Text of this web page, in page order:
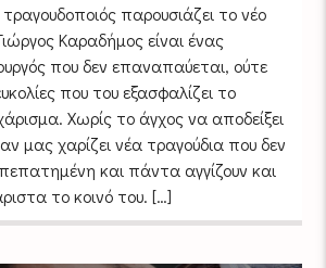
παρουσιάζει το νέο
Καραδήμος είναι ένας
που δεν επαναπαύεται, ούτε
που του εξασφαλίζει το
Χωρίς το άγχος να αποδείξει
μας χαρίζει νέα τραγούδια που δεν
και πάντα αγγίζουν και
το κοινό του. […]